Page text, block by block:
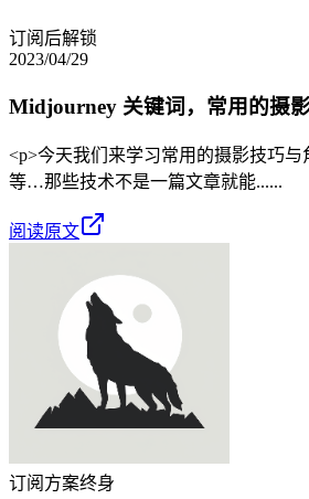
订阅后解锁
2023/04/29
Midjourney 关键词，常用的摄
<p>今天我们来学习常用的摄影技巧
等…那些技术不是一篇文章就能......
阅读原文
订阅方案终身